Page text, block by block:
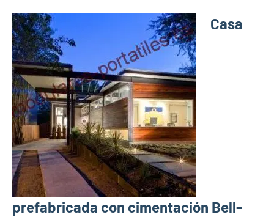
Casa
prefabricada con cimentación Bell-